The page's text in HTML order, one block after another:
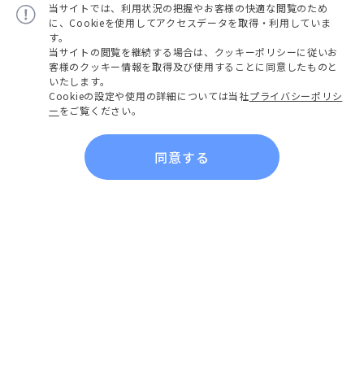
当サイトでは、利用状況の把握やお客様の快適な閲覧のため
に、Cookieを使用してアクセスデータを取得・利用していま
す。
当サイトの閲覧を継続する場合は、クッキーポリシーに従いお
客様のクッキー情報を取得及び使用することに同意したものと
いたします。
Cookieの設定や使用の詳細については当社プライバシーポリシ
ーをご覧ください。
同意する